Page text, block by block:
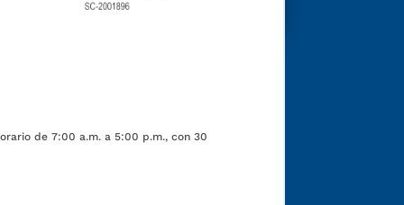
de 7:00 a.m. a 5:00 p.m., con 30